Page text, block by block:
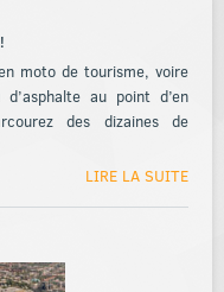
moto de tourisme, voire
au point d’en
des dizaines de
LIRE LA SUITE